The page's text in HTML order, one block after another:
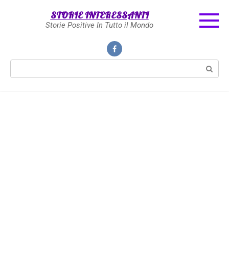
STORIE INTERESSANTI
Storie Positive In Tutto il Mondo